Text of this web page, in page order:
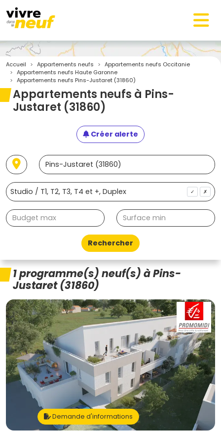
Accueil Appartements neufs
Appartements neufs Occitanie
Appartements neufs Haute Garonne
Appartements neufs Pins-Justaret (31860)
Appartements neufs à Pins-
Justaret (31860)
Créer alerte
✓ ✗
Rechercher
1 programme(s) neuf(s) à Pins-
Justaret (31860)
Demande d'informations